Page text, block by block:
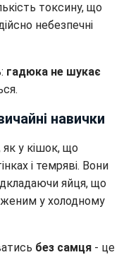
токсину, що
небезпечні
гадюка не шукає
навички
як у кішок, що
і темряві. Вони
яйця, що
у холодному
без самця - це